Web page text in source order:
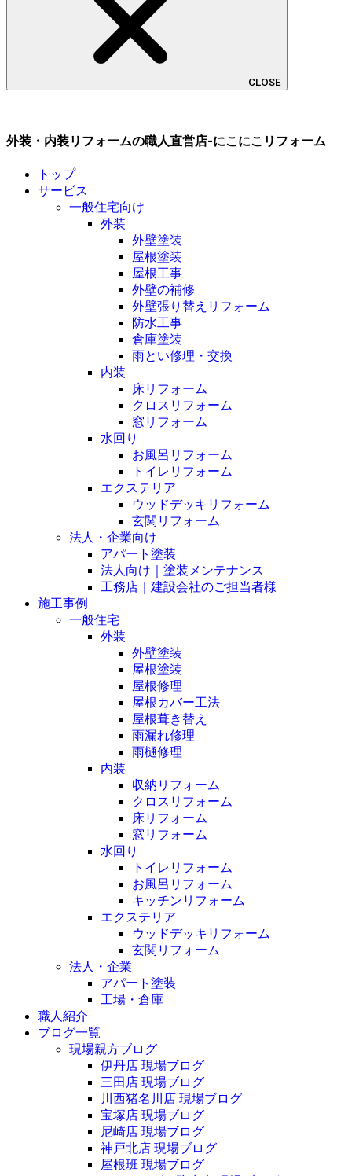
CLOSE
外装・内装リフォームの職人直営店-にこにこリフォーム
トップ
サービス
一般住宅向け
外装
外壁塗装
屋根塗装
屋根工事
外壁の補修
外壁張り替えリフォーム
防水工事
倉庫塗装
雨とい修理・交換
内装
床リフォーム
クロスリフォーム
窓リフォーム
水回り
お風呂リフォーム
トイレリフォーム
エクステリア
ウッドデッキリフォーム
玄関リフォーム
法人・企業向け
アパート塗装
法人向け｜塗装メンテナンス
工務店｜建設会社のご担当者様
施工事例
一般住宅
外装
外壁塗装
屋根塗装
屋根修理
屋根カバー工法
屋根葺き替え
雨漏れ修理
雨樋修理
内装
収納リフォーム
クロスリフォーム
床リフォーム
窓リフォーム
水回り
トイレリフォーム
お風呂リフォーム
キッチンリフォーム
エクステリア
ウッドデッキリフォーム
玄関リフォーム
法人・企業
アパート塗装
工場・倉庫
職人紹介
ブログ一覧
現場親方ブログ
伊丹店 現場ブログ
三田店 現場ブログ
川西猪名川店 現場ブログ
宝塚店 現場ブログ
尼崎店 現場ブログ
神戸北店 現場ブログ
屋根班 現場ブログ